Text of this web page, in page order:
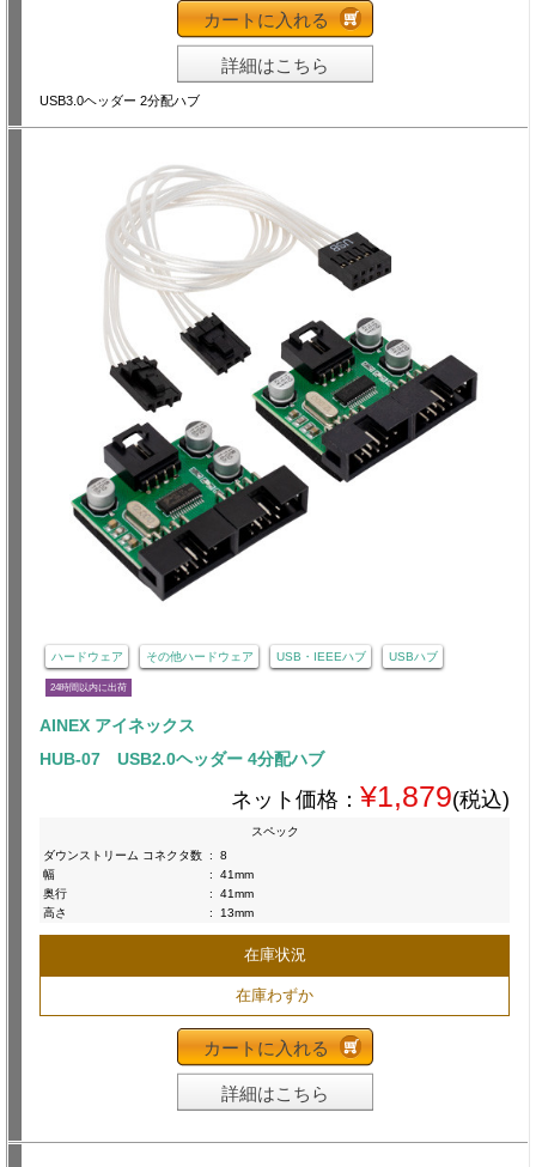
カートに入れる
詳細はこちら
USB3.0ヘッダー 2分配ハブ
ハードウェア その他ハードウェア USB・IEEEハブ USBハブ
24時間以内に出荷
AINEX アイネックス
HUB-07 USB2.0ヘッダー 4分配ハブ
ネット価格： ¥1,879(税込)
スペック
ダウンストリーム コネクタ数 :
8
幅
:
41mm
奥行
:
41mm
高さ
: 13mm
在庫状況
在庫わずか
カートに入れる
詳細はこちら